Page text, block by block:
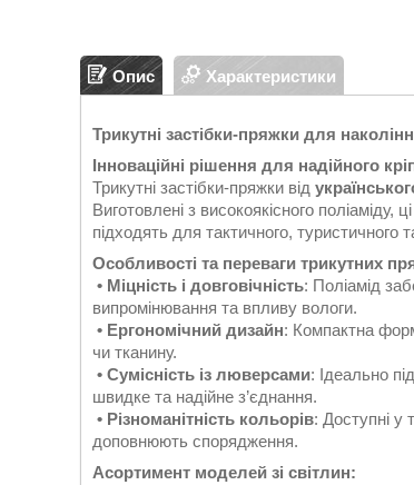
Опис Характеристики
Трикутні застібки-пряжки для
Інноваційні рішення для надійного
Трикутні застібки-пряжки від
Виготовлені з високоякісного
підходять для тактичного, туристичного
Особливості та переваги трикутних
• Міцність і довговічність: Поліамід
випромінювання та впливу вологи.
• Ергономічний дизайн: Компактна
чи тканину.
• Сумісність із люверсами: Ідеально
швидке та надійне з’єднання.
• Різноманітність кольорів: Доступні у
доповнюють спорядження.
Асортимент моделей зі світлин: